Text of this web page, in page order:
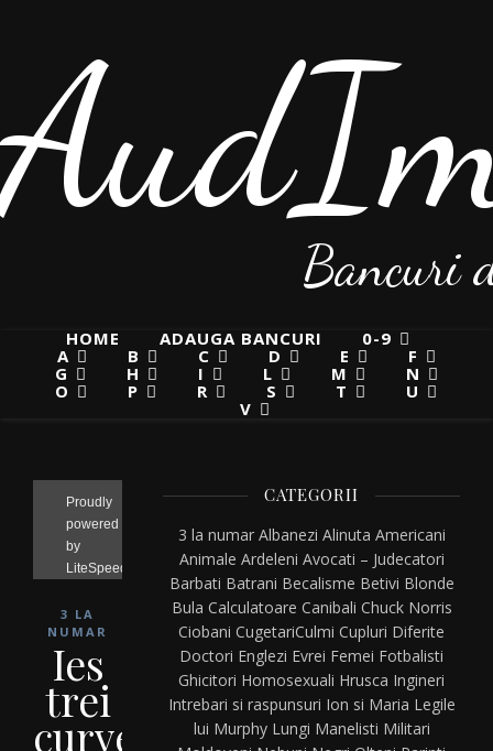
Bancuri
HOME ADAUGA BANCURI
0-9
A
B C D E
F
G
H I L M
N
O
P R S T
U
V
3 LA
NUMAR
Ies
trei
curve
CATEGORII
3 la numar Albanezi Alinuta Americani
Animale Ardeleni Avocati – Judecatori
Barbati Batrani Becalisme Betivi Blonde
Bula Calculatoare Canibali Chuck Norris
Ciobani CugetariCulmi Cupluri Diferite
Doctori Englezi Evrei Femei Fotbalisti
Ghicitori Homosexuali Hrusca Ingineri
Intrebari si raspunsuri Ion si Maria Legile
lui Murphy Lungi Manelisti Militari